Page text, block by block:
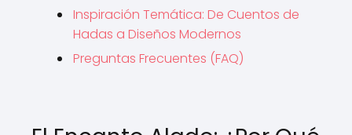
Inspiración Temática: De Cuentos de
Hadas a Diseños Modernos
Preguntas Frecuentes (FAQ)